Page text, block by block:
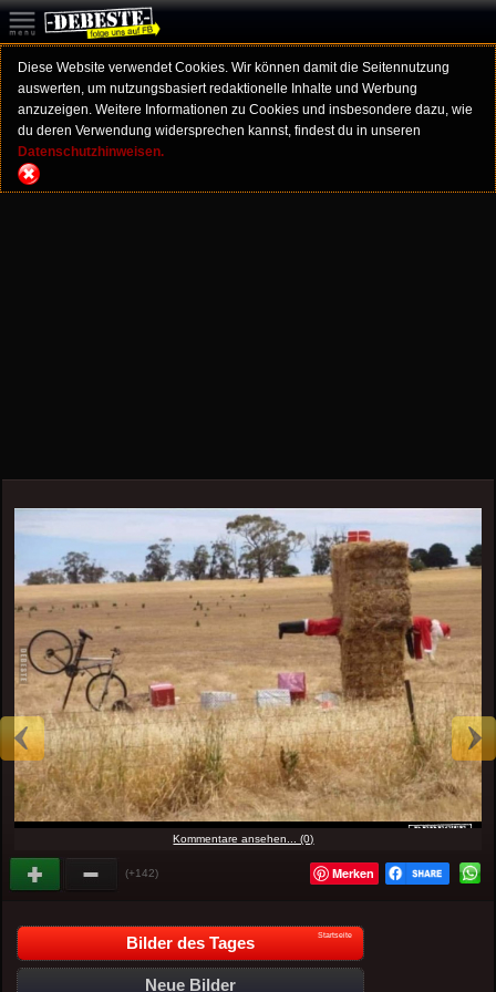
Diese Website verwendet Cookies. Wir können damit die Seitennutzung
auswerten, um nutzungsbasiert redaktionelle Inhalte und Werbung
anzuzeigen. Weitere Informationen zu Cookies und insbesondere dazu, wie
du deren Verwendung widersprechen kannst, findest du in unseren
Datenschutzhinweisen.
Kommentare ansehen... (0)
(+142) Merken
Bilder des Tages Startseite
Neue Bilder